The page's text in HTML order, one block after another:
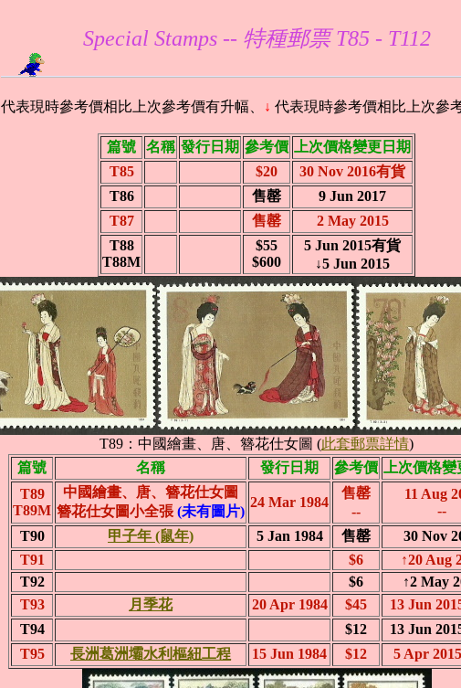
Special Stamps -- 特種郵票 T85 - T112
代表現時參考價相比上次參考價有升幅、 ↓ 代表現時參考價相比上次參
篇號 名稱 發行日期 參考價
上次價格變更日期
T85
$20
30 Nov 2016有貨
T86
售罄
9 Jun 2017
T87
售罄
2 May 2015
T88
T88M
$55
$600
5 Jun 2015有貨
↓5 Jun 2015
T89：中國繪畫、唐、簪花仕女圖 (此套郵票詳情)
篇號
名稱 發行日期 參考價
上次價格
T89
T89M
中國繪畫、唐、簪花仕女圖
簪花仕女圖小全張 (未有圖片)
24 Mar 1984
售罄
--
11 Aug
--
T90
甲子年 (鼠年) 5 Jan 1984 售罄
30 Nov
T91
$6
↑20 Aug
T92
$6
↑2 May
T93
月季花 20 Apr 1984 $45
13 Jun
T94
$12
13 Jun
T95
長洲葛洲壩水利樞紐工程 15 Jun 1984 $12 5 Apr